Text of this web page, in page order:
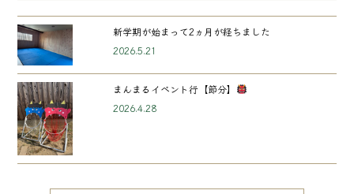
新学期が始まって2ヵ月が経ちました
2026.5.21
まんまるイベント行【節分】
2026.4.28